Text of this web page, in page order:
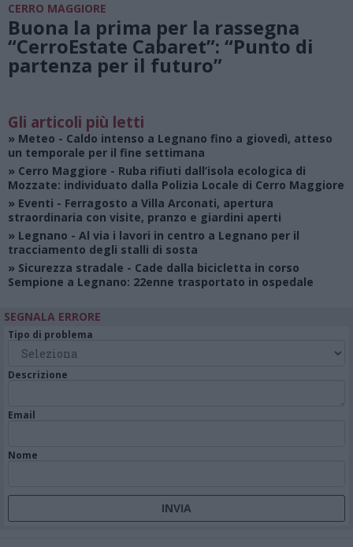
CERRO MAGGIORE
Buona la prima per la rassegna
“CerroEstate Cabaret”: “Punto di
partenza per il futuro”
Gli articoli più letti
» Meteo - Caldo intenso a Legnano fino a giovedì, atteso
un temporale per il fine settimana
» Cerro Maggiore - Ruba rifiuti dall’isola ecologica di
Mozzate: individuato dalla Polizia Locale di Cerro Maggiore
» Eventi - Ferragosto a Villa Arconati, apertura
straordinaria con visite, pranzo e giardini aperti
» Legnano - Al via i lavori in centro a Legnano per il
tracciamento degli stalli di sosta
» Sicurezza stradale - Cade dalla bicicletta in corso
Sempione a Legnano: 22enne trasportato in ospedale
SEGNALA ERRORE
Tipo di problema
Descrizione
Email
Nome